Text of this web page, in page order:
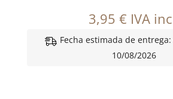
3,95 € IVA
Fecha estimada de
10/08/2026